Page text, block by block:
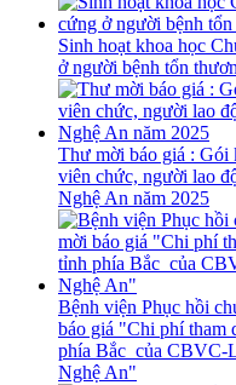
Sinh hoạt khoa học
ở người bệnh tổn
Thư mời báo giá : Gói
viên chức, người lao
Nghệ An năm 2025
Bệnh viện Phục hồi
báo giá "Chi phí tham
phía Bắc của CBVC-
Nghệ An"